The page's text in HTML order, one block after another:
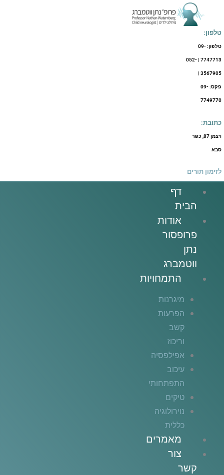
טלפון:
טלפון: 09-
7747713 | 052-
3567905 |
פקס: 09-
7749770
כתובת:
ויצמן 87, כפר
סבא
לזימון תורים
דף
הבית
אודות
פרופסור
נתן
ווטמברג
התמחויות
מיגרנות
הפרעות
קשב
וריכוז
אפילפסיה
עיכוב
התפתחותי
טיקים
נוירולוגיה
כללית
מאמרים
צור
קשר